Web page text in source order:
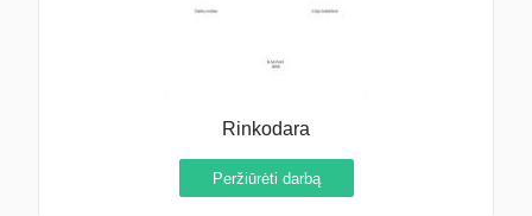
Rinkodara
Peržiūrėti darbą